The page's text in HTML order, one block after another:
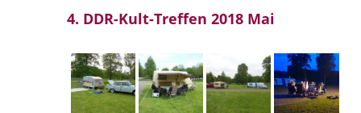
4. DDR-Kult-Treffen 2018 Mai